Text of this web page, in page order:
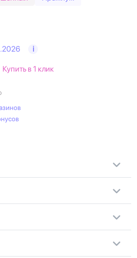
i
Купить в 1 клик